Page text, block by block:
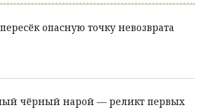
опасную точку невозврата
чёрный нарой — реликт первых